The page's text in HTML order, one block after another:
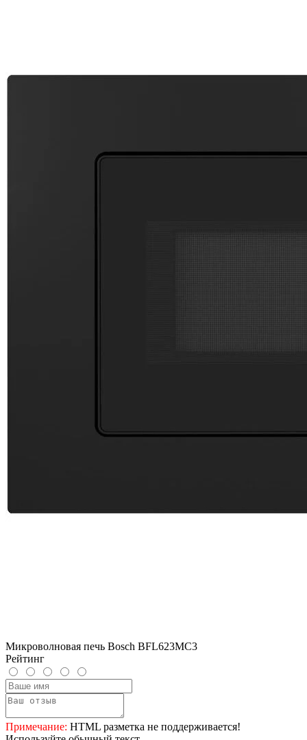
Микроволновая печь Bosch BFL623MC3
Рейтинг
Примечание: HTML разметка не поддерживается!